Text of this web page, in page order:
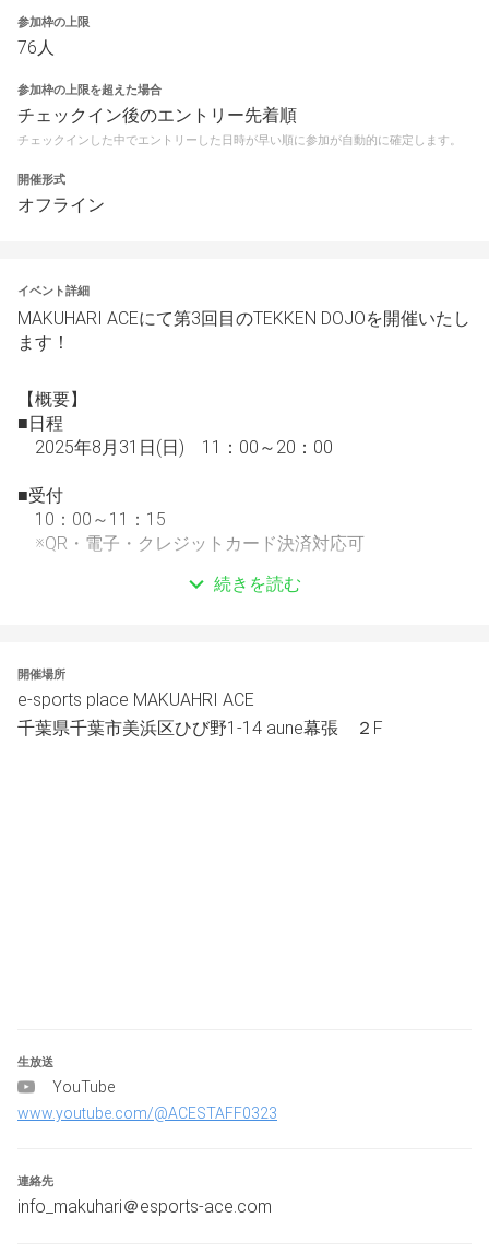
参加枠の上限
76人
参加枠の上限を超えた場合
チェックイン後のエントリー先着順
チェックインした中でエントリーした日時が早い順に参加が自動的に確定します。
開催形式
オフライン
イベント詳細
MAKUHARI ACEにて第3回目のTEKKEN DOJOを開催いたし
ます！
【概要】
■日程
2025年8月31日(日)　11：00～20：00
■受付
10：00～11：15
※QR・電子・クレジットカード決済対応可
■対戦環境
studioスペース
台数：全8台(全台Steam)
も配信をする可能性があります。
■その他、施設情報
【お願い】
続きを読む
開催場所
e-sports place MAKUAHRI ACE
千葉県千葉市美浜区ひび野1-14 aune幕張 ２F
生放送
YouTube
www.youtube.com/@ACESTAFF0323
連絡先
info_makuhari＠esports-ace.com